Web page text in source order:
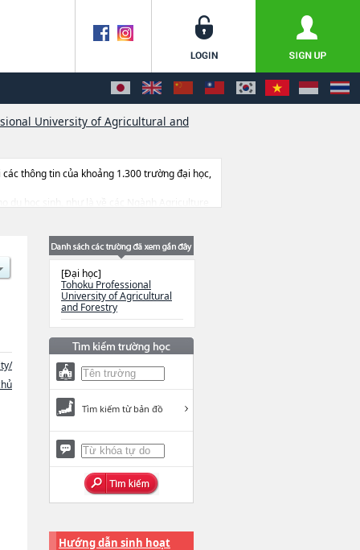
University of Agricultural and
các thông tin của khoảng 1.300 trường đại học,
[Đại học]
Tohoku Professional
University of Agricultural
and Forestry
Tìm kiếm từ bản đồ
Hướng dẫn sinh hoạt